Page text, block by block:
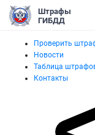
Штрафы
ГИБДД
Проверить
Новости
Таблица
Контакты